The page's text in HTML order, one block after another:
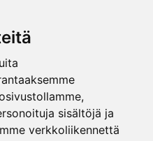
sisältöjä ja
verkkoliikennettä